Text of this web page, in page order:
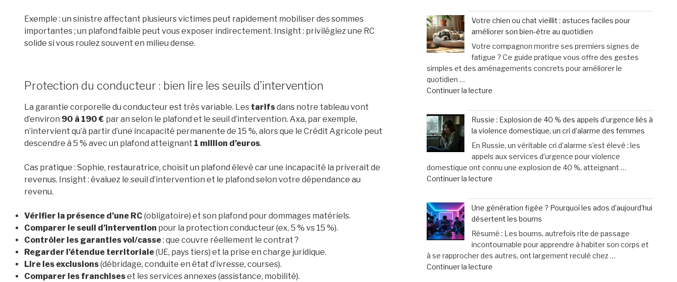
Exemple : un sinistre affectant plusieurs victimes peut rapidement mobiliser des sommes
importantes ; un plafond faible peut vous exposer indirectement. Insight : privilégiez une RC
solide si vous roulez souvent en milieu dense.
Protection du conducteur : bien lire les seuils d’intervention
La garantie corporelle du conducteur est très variable. Les tarifsdans notre tableau vont
d’environ 90 à 190 € par an selon le plafond et le seuil d’intervention. Axa, par exemple,
n’intervient qu’à partir d’une incapacité permanente de 15 %, alors que le Crédit Agricole peut
descendre à 5 % avec un plafond atteignant 1 million d’euros.
Cas pratique : Sophie, restauratrice, choisit un plafond élevé car une incapacité la priverait de
revenus. Insight : évaluez le seuil d’intervention et le plafond selon votre dépendance au
revenu.
Vérifier la présence d’une RC (obligatoire) et son plafond pour dommages matériels.
Comparer le seuil d’intervention pour la protection conducteur (ex. 5 % vs 15 %).
Contrôler les garanties vol/casse: que couvre réellement le contrat ?
Regarder l’étendue territoriale(UE, pays tiers) et la prise en charge juridique.
Lire les exclusions(débridage, conduite en état d’ivresse, courses).
Comparer les franchiseset les services annexes (assistance, mobilité).
agir »
un
accident
à
vélo »
Moto
et
Scooter
:
April
Moto
avec
offre
sur-
mesure
et
un
service
d’excellence »
Votre chien ou chat vieillit : astuces faciles pour
améliorer son bien-être au quotidien
Votre compagnon montre ses premiers signes de
fatigue ? Ce guide pratique vous offre des gestes
simples et des aménagements concrets pour améliorer le
quotidien …
Continuer la lecturede
chien
ou
chat
vieillit
:
astuces
faciles
améliorer
son
bien-
être
au
quotidien »
Russie : Explosion de 40 % des appels d’urgence liés à
la violence domestique, un cri d’alarme des femmes
En Russie, un véritable cri d’alarme s’est élevé : les
appels aux services d’urgence pour violence
domestique ont connu une explosion de 40 %, atteignant …
Continuer la lecturede
:
Explosion
de
40
%
des
appels
Une génération figée ? Pourquoi les ados d’aujourd’hui
désertent les boums
Résumé : Les boums, autrefois rite de passage
incontournable pour apprendre à habiter son corps et
à se rapprocher des autres, ont largement reculé chez …
Continuer la lecturede